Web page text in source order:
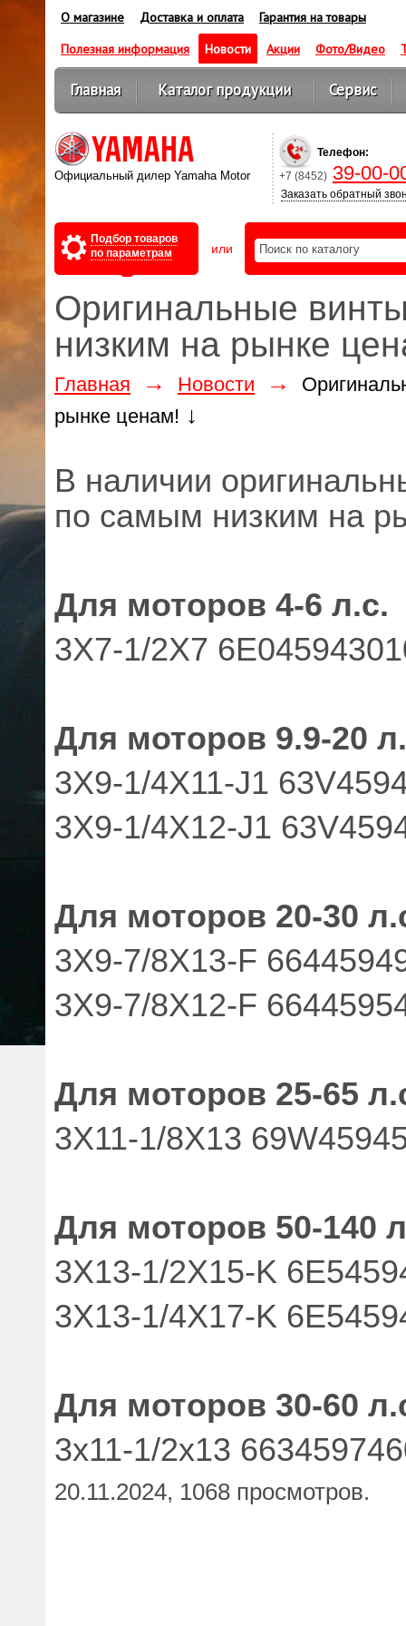
О магазине Доставка и оплата
Гарантия на товары
Полезная информация
Новости Акции Фото/Видео
Главная Каталог продукции Сервис
Оптовикам
Официальный дилер Yamaha Motor
Телефон:
+7 (8452) 39-00-
Заказать обратный
Подбор товаров
по параметрам
или
Оригинальные
низким на рынке
Главная → Новости →
рынке ценам! ↓
В наличии
по самым низким на
Для моторов 4-6 л.с.
3X7-1/2Х7
Для моторов 9.9-20
3X9-1/4X11-J1
3X9-1/4X12-J1
Для моторов 20-30
3X9-7/8X13-F
3X9-7/8X12-F
Для моторов 25-65
3X11-1/8X13
Для моторов 50-140
3X13-1/2X15-K
3X13-1/4X17-K
Для моторов 30-60
3x11-1/2x13
20.11.2024, 1068 просмотров.